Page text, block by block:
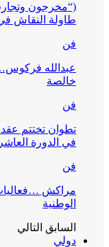
(“مخرجون
طاولة النقاش
فن
عبدالله
خالصة
فن
تطوان تختتم
في الدورة
فن
مراكش …فعاليات
الوطنية
السابق التالي
دولي